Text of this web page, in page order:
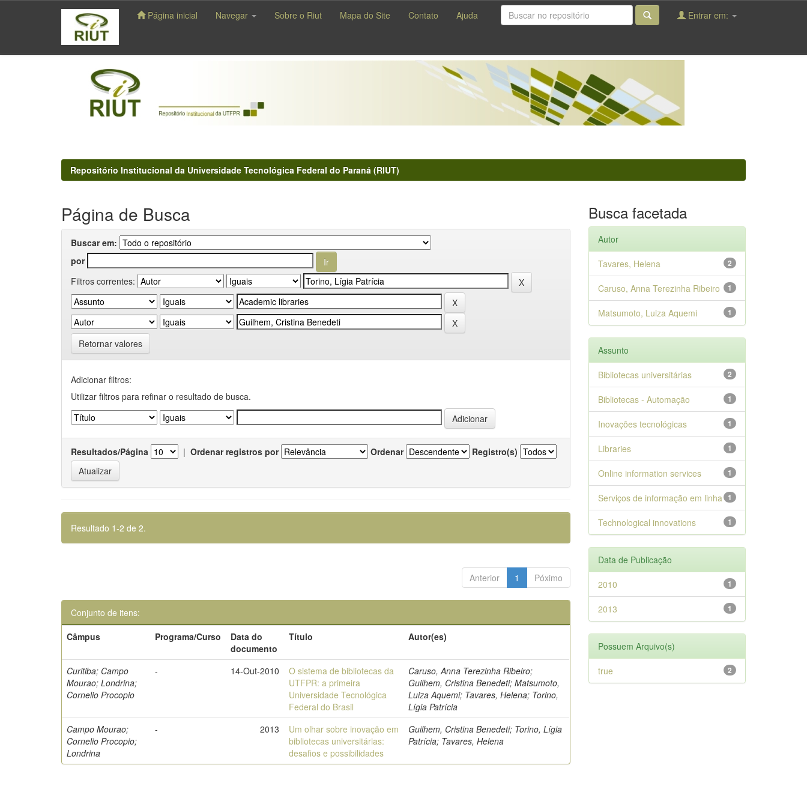
navigation
Página inicial Navegar Sobre o Riut Mapa do Site Contato Ajuda Entrar em:
Repositório Institucional da Universidade Tecnológica Federal do Paraná (RIUT)
Página de Busca
Buscar em:
por
Filtros correntes:
Retornar valores
Adicionar filtros:
Utilizar filtros para refinar o resultado de busca.
Resultados/Página | Ordenar registros por Ordenar Registro(s)
Resultado 1-2 de 2.
Anterior 1 Póximo
Conjunto de itens:
Câmpus
Programa/Curso
Data do
documento
Título Autor(es)
Curitiba; Campo
Mourao; Londrina;
Cornelio Procopio
- 14-Out-2010
O sistema de bibliotecas da
UTFPR: a primeira
Universidade Tecnológica
Federal do Brasil
Caruso, Anna Terezinha Ribeiro;
Guilhem, Cristina Benedeti; Matsumoto,
Luiza Aquemi; Tavares, Helena; Torino,
Lígia Patrícia
Campo Mourao;
Cornelio Procopio;
Londrina
- 2013
Um olhar sobre inovação em
bibliotecas universitárias:
desafios e possibilidades
Guilhem, Cristina Benedeti; Torino, Lígia
Patrícia; Tavares, Helena
Busca facetada
Autor
2
Tavares, Helena
1
Caruso, Anna Terezinha Ribeiro
1
Matsumoto, Luiza Aquemi
Assunto
2
Bibliotecas universitárias
1
Bibliotecas - Automação
1
Inovações tecnológicas
1
Libraries
1
Online information services
1
Serviços de informação em linha
1
Technological innovations
Data de Publicação
1
2010
1
2013
Possuem Arquivo(s)
2
true